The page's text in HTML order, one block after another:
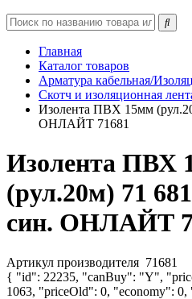
Главная
Каталог товаров
Арматура кабельная/
Скотч и изоляционная
Изолента ПВХ 15мм
ОНЛАЙТ 71681
Изолента ПВХ
(рул.20м) 71
син. ОНЛАЙТ
Артикул производителя 71681
{ "id": 22235, "canBuy": "Y",
1063, "priceOld": 0, "economy":